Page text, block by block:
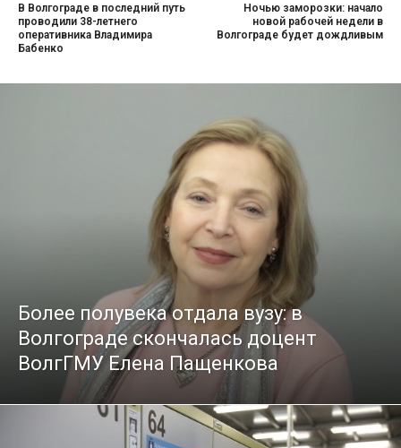
В Волгограде в последний путь
проводили 38-летнего
оперативника Владимира
Бабенко
Ночью заморозки: начало
новой рабочей недели в
Волгограде будет дождливым
Более полувека отдала вузу: в
Волгограде скончалась доцент
ВолгГМУ Елена Пащенкова